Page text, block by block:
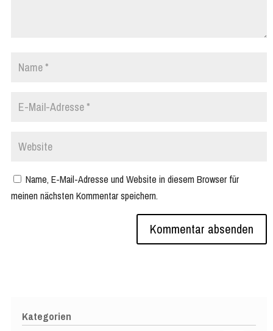
Kategorien
Name, E-Mail-Adresse und Website in diesem Browser für
meinen nächsten Kommentar speichern.